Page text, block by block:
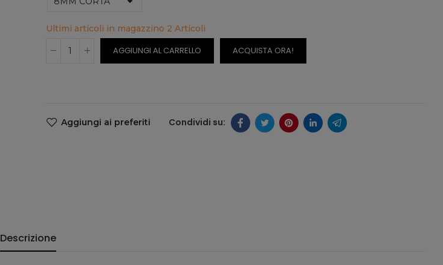
Ultimi articoli in magazzino 2 Articoli
AGGIUNGI AL CARRELLO ACQUISTA ORA!
Aggiungi ai preferiti
Descrizione